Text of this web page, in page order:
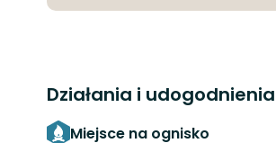
Działania i udogodnienia
Miejsce na ognisko